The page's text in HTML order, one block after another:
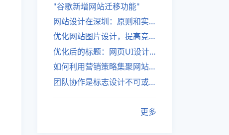
"谷歌新增网站迁移功能"
网站设计在深圳：原则和实践
优化网站图片设计，提高竞争力
优化后的标题：网页UI设计与APP UI设计应用软件
如何利用营销策略集聚网站流量
团队协作是标志设计不可或缺的一部分
更多